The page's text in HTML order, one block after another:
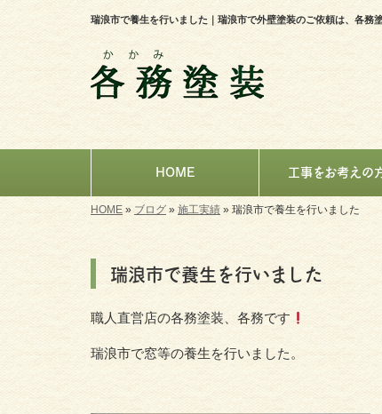
瑞浪市で養生を行いました｜瑞浪市で外壁塗装のご依頼は、各務
HOME 工事をお考えの
HOME » ブログ » 施工実績 » 瑞浪市で養生を行いました
瑞浪市で養生を行いました
職人直営店の各務塗装、各務です
瑞浪市で窓等の養生を行いました。